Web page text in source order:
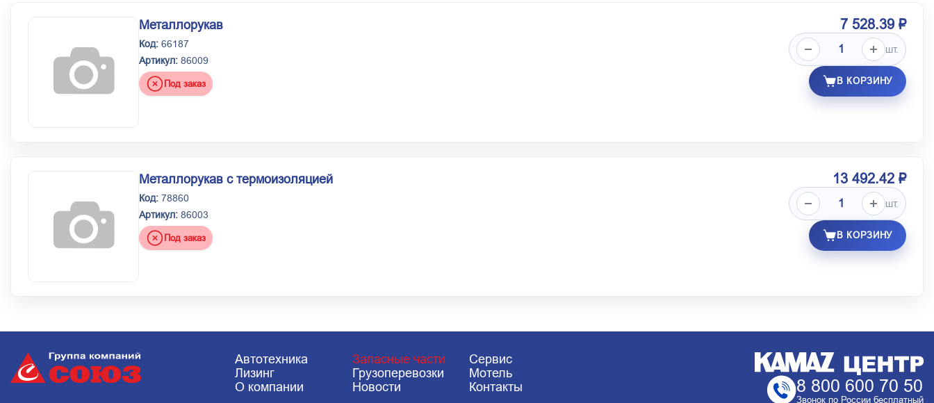
Металлорукав
Код: 66187
Артикул: 86009
Под заказ
7 528.39 ₽
шт.
В КОРЗИНУ
Металлорукав с термоизоляцией
Код: 78860
Артикул: 86003
Под заказ
13 492.42 ₽
шт.
В КОРЗИНУ
Автотехника Запасные части
Сервис
Лизинг
Грузоперевозки
Мотель
О компании
Новости Контакты 8 800 600 70 50
Звонок по России бесплатный